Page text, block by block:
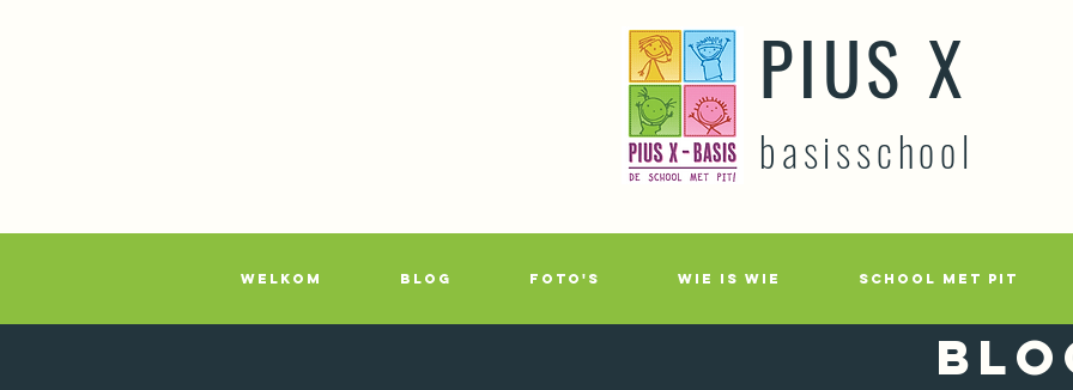
PIUS X
basisschool
WELKOM BLOG FOTO'S WIE IS WIE SCHOOL MET PIT